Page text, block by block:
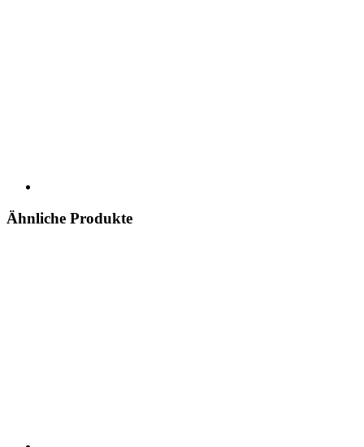
Ähnliche Produkte